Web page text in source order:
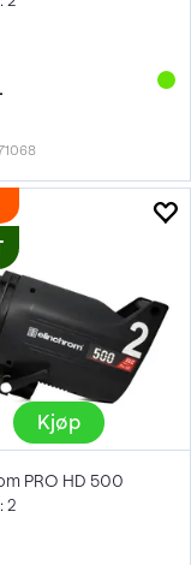
Kjøp
PRO HD 500
2